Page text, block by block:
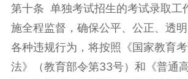
第十条 单独考试招生的考试录取工
施全程监督，确保公平、公正、透
各种违规行为，将按照《国家教育
法》（教育部令第33号）和《普通